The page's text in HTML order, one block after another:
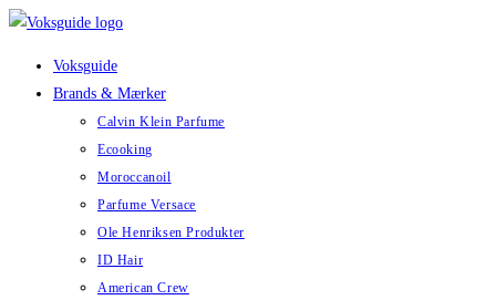
Skip
Voksguide
Brands & Mærker
Calvin Klein Parfume
Ecooking
Moroccanoil
Parfume Versace
Ole Henriksen Produkter
ID Hair
American Crew